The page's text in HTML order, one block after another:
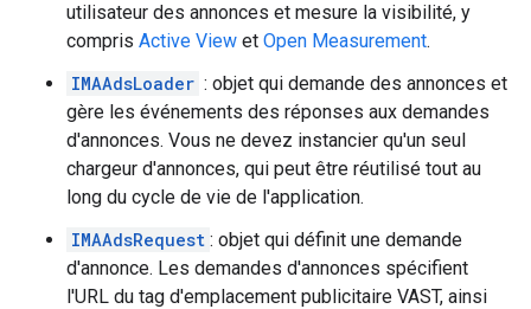
utilisateur des annonces et mesure la visibilité, y
compris Active View et Open Measurement.
IMAAdsLoader : objet qui demande des annonces et
gère les événements des réponses aux demandes
d'annonces. Vous ne devez instancier qu'un seul
chargeur d'annonces, qui peut être réutilisé tout au
long du cycle de vie de l'application.
IMAAdsRequest : objet qui définit une demande
d'annonce. Les demandes d'annonces spécifient
l'URL du tag d'emplacement publicitaire VAST, ainsi